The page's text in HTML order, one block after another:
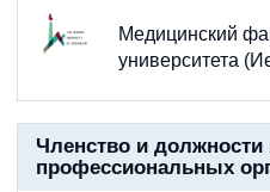
Медицинский
университета
Членство и должности
профессиональных